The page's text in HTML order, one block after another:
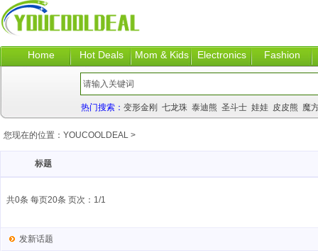
Home Hot Deals Mom & Kids Electronics Fashion
热门搜索： 变形金刚 七龙珠 泰迪熊 圣斗士 娃娃 皮皮熊 魔
您现在的位置： YOUCOOLDEAL >
标题
共0条 每页20条 页次：1/1
发新话题